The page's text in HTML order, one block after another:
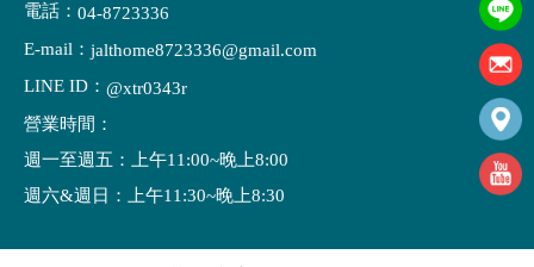
電話： 04-8723336
E-mail： jalthome8723336@gmail.com
LINE ID： @xtr0343r
營業時間：
週一至週五：上午11:00~晚上8:00
週六&週日：上午11:30~晚上8:30